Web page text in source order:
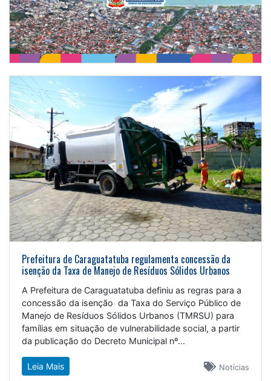
Prefeitura de Caraguatatuba regulamenta concessão da
isenção da Taxa de Manejo de Resíduos Sólidos Urbanos
A Prefeitura de Caraguatatuba definiu as regras para a
concessão da isenção da Taxa do Serviço Público de
Manejo de Resíduos Sólidos Urbanos (TMRSU) para
famílias em situação de vulnerabilidade social, a partir
da publicação do Decreto Municipal nº...
Notícias
Leia Mais